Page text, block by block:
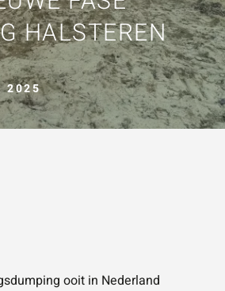
ZOEKEN
Gebruik het
contactform
ulier voor je
vragen en
opmerkingen
HALSTEREN
2025
ooit in Nederland